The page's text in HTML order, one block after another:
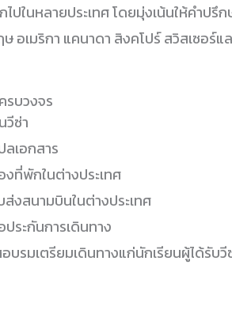
ปในหลายประเทศ โดยมุ่งเน้นให้คำปรึ
อเมริกา แคนาดา สิงคโปร์ สวิสเซอร์แ
รบวงจร
วีซ่า
ลเอกสาร
งที่พักในต่างประเทศ
ส่งสนามบินในต่างประเทศ
ประกันการเดินทาง
บรมเตรียมเดินทางแก่นักเรียนผู้ได้รับ